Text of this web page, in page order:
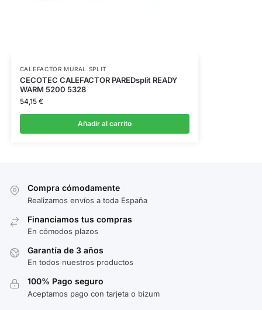
CALEFACTOR MURAL SPLIT
CECOTEC CALEFACTOR PAREDsplit READY
WARM 5200 5328
54,15 €
Añadir al carrito
Compra cómodamente
Realizamos envíos a toda España
Financiamos tus compras
En cómodos plazos
Garantía de 3 años
En todos nuestros productos
100% Pago seguro
Aceptamos pago con tarjeta o bizum